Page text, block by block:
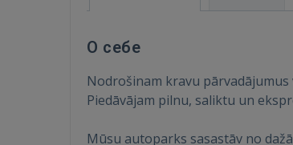
О себе
Nodrošinam kravu
Piedāvājam pilnu, saliktu un
Mūsu autoparks sasastāv no